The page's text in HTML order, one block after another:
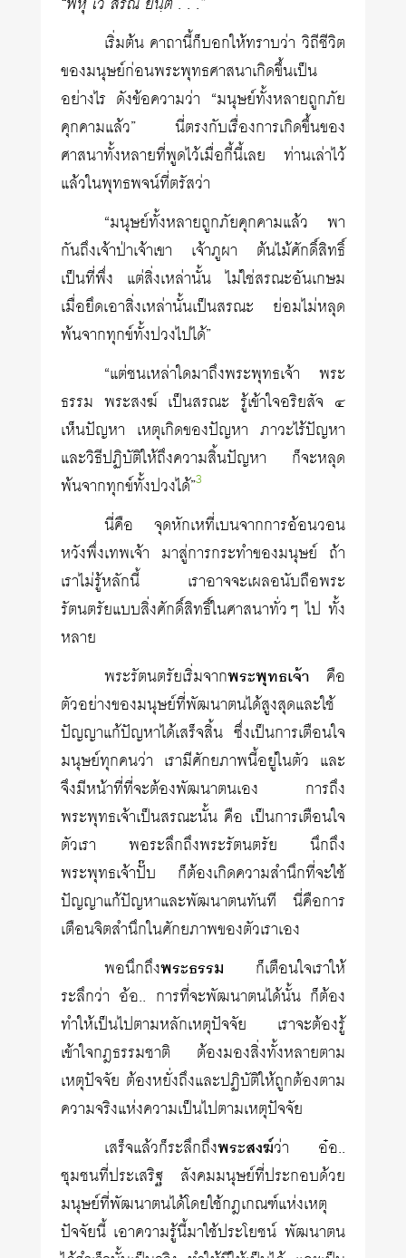
เริ่มต้น คาถานี้ก็บอกให้ทราบว่า วิถีชีวิต
ของมนุษย์ก่อนพระพุทธ­ศาสนาเกิดขึ้นเป็น
อย่างไร ดังข้อความว่า “มนุษย์ทั้งหลายถูกภัย
คุกคามแล้ว” นี่ตรงกับเรื่องการเกิดขึ้นของ
ศาสนาทั้งหลายที่พูดไว้เมื่อกี้นี้เลย ท่านเล่าไว้
แล้วในพุทธพจน์ที่ตรัสว่า
“มนุษย์ทั้งหลายถูกภัยคุกคามแล้ว พา
กันถึงเจ้าป่าเจ้าเขา เจ้าภูผา ต้นไม้ศักดิ์สิทธิ์
เป็นที่พึ่ง แต่สิ่งเหล่านั้น ไม่ใช่สรณะอันเกษม
เมื่อยึดเอาสิ่งเหล่านั้นเป็นสรณะ ย่อมไม่หลุด
พ้นจากทุกข์ทั้งปวงไปได้”
“แต่ชนเหล่าใดมาถึงพระพุทธเจ้า พระ
ธรรม พระสงฆ์ เป็นสรณะ รู้เข้าใจอริยสัจ ๔
เห็นปัญหา เหตุเกิดของปัญหา ภาวะไร้ปัญหา
และวิธีปฏิบัติให้ถึงความสิ้นปัญหา ก็จะหลุด
พ้นจากทุกข์ทั้งปวงได้”3
นี่คือ จุดหักเหที่เบนจากการอ้อนวอน
หวังพึ่งเทพเจ้า มาสู่การ​กระทำของมนุษย์ ถ้า
เราไม่รู้หลักนี้ เราอาจจะเผลอนับถือพระ
รัตนตรัยแบบสิ่งศักดิ์สิทธิ์ในศาสนาทั่วๆ ไป ทั้ง
หลาย
พระรัตนตรัยเริ่มจากพระพุทธเจ้า คือ
ตัวอย่างของมนุษย์ที่พัฒนาตนได้สูงสุดและใช้
ปัญญาแก้ปัญหาได้เสร็จสิ้น ซึ่งเป็นการเตือนใจ
มนุษย์ทุกคนว่า เรามีศักยภาพนี้อยู่ในตัว และ
จึงมีหน้าที่ที่จะต้องพัฒนาตนเอง การถึง
พระพุทธเจ้าเป็นสรณะนั้น คือ เป็นการเตือนใจ
ตัวเรา พอระลึกถึงพระรัตนตรัย นึกถึง
พระพุทธเจ้าปั๊บ ก็ต้องเกิดความสำนึกที่จะใช้
ปัญญาแก้ปัญหาและพัฒนาตนทันที นี่คือการ
เตือนจิตสำนึกในศักยภาพของตัวเราเอง
พอนึกถึงพระธรรม ก็เตือนใจเราให้
ระลึกว่า อ้อ.. การที่จะพัฒนาตนได้นั้น ก็ต้อง
ทำให้เป็นไปตามหลักเหตุปัจจัย เราจะต้องรู้
เข้าใจกฎธรรมชาติ ต้องมองสิ่งทั้งหลายตาม
เหตุปัจจัย ต้องหยั่งถึงและปฏิบัติให้ถูกต้องตาม
ความจริงแห่งความเป็นไปตามเหตุปัจจัย
เสร็จแล้วก็ระลึกถึงพระสงฆ์ว่า อ๋อ..
ชุมชนที่ประเสริฐ สังคมมนุษย์ที่ประกอบด้วย
มนุษย์ที่พัฒนาตนได้โดยใช้กฎเกณฑ์แห่งเหตุ
ปัจจัยนี้ เอาความรู้นี้มาใช้ประโยชน์ พัฒนาตน